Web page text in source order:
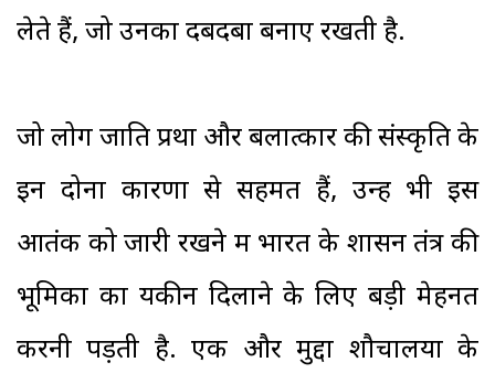
लेते हैं, जो उनका दबदबा बनाए रखती है.
जो लोग जाति प्रथा और बलात्कार की संस्कृति के
इन दोनों कारणों से सहमत हैं, उन्हें भी इस
आतंक को जारी रखने में भारत के शासन तंत्र की
भूमिका का यकीन दिलाने के लिए बड़ी मेहनत
करनी पड़ती है. एक और मुद्दा शौचालयों के